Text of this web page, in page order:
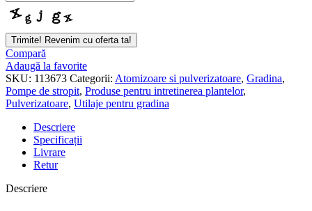
Trimite! Revenim cu oferta ta!
Compară
Adaugă la favorite
SKU: 113673 Categorii: Atomizoare si pulverizatoare, Gradina,
Pompe de stropit, Produse pentru intretinerea plantelor,
Pulverizatoare, Utilaje pentru gradina
Descriere
Specificații
Livrare
Retur
Descriere